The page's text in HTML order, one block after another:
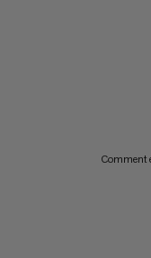
Comment